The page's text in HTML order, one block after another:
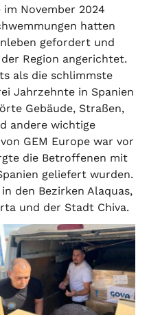
im November 2024
hatten
gefordert und
Region angerichtet.
als die schlimmste
Jahrzehnte in Spanien
Gebäude, Straßen,
andere wichtige
GEM Europe war vor
die Betroffenen mit
geliefert wurden.
den Bezirken Alaquas,
und der Stadt Chiva.